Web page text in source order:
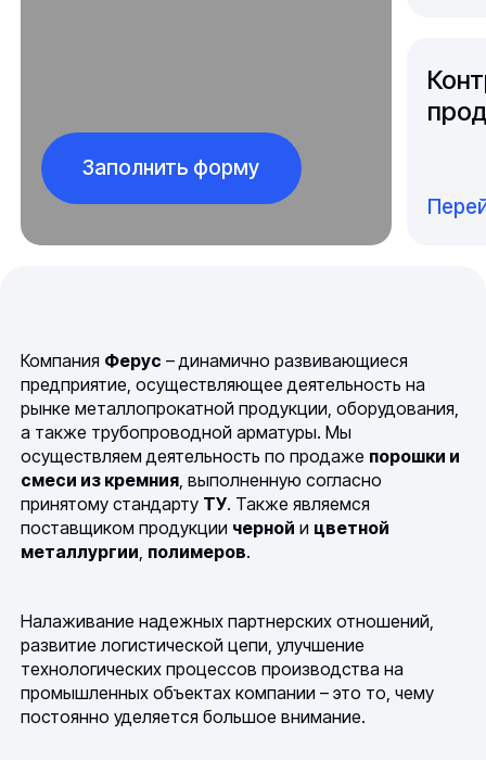
Заполнить форму
Компания Ферус – динамично развивающиеся
предприятие, осуществляющее деятельность на
рынке металлопрокатной продукции, оборудования,
а также трубопроводной арматуры. Мы
осуществляем деятельность по продаже порошки и
смеси из кремния, выполненную согласно
принятому стандарту ТУ. Также являемся
поставщиком продукции черной и цветной
металлургии, полимеров.
Налаживание надежных партнерских отношений,
развитие логистической цепи, улучшение
технологических процессов производства на
промышленных объектах компании – это то, чему
постоянно уделяется большое внимание.